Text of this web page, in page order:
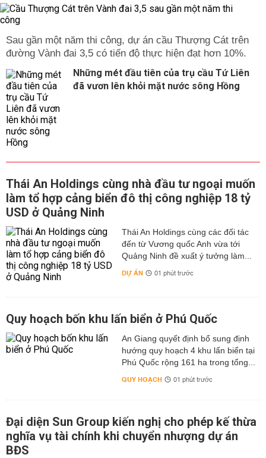
Sau gần một năm thi công, dự án cầu Thượng Cát trên
đường Vành đai 3,5 có tiến độ thực hiện đạt hơn 10%.
Những mét đầu tiên của trụ cầu Tứ Liên
đã vươn lên khỏi mặt nước sông Hồng
Thái An Holdings cùng nhà đầu tư ngoại muốn
làm tổ hợp cảng biển đô thị công nghiệp 18 tỷ
USD ở Quảng Ninh
Thái An Holdings cùng các đối tác
đến từ Vương quốc Anh vừa tới
Quảng Ninh đề xuất ý tưởng làm...
DỰ ÁN 01 phút trước
Quy hoạch bốn khu lấn biển ở Phú Quốc
An Giang quyết định bổ sung định
hướng quy hoạch 4 khu lấn biển tại
Phú Quốc rộng 161 ha trong tổng...
QUY HOẠCH 01 phút trước
Đại diện Sun Group kiến nghị cho phép kế thừa
nghĩa vụ tài chính khi chuyển nhượng dự án
BĐS